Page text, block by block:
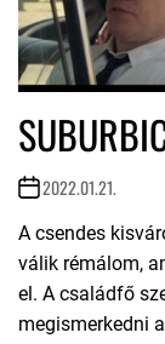
2022.01.21.
A csendes
válik rémálom,
el. A családfő
megismerkedni